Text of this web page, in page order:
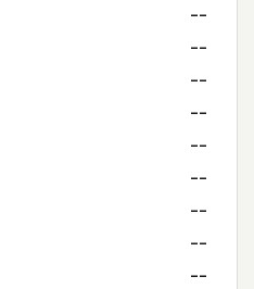
--
--
--
--
--
--
--
--
--